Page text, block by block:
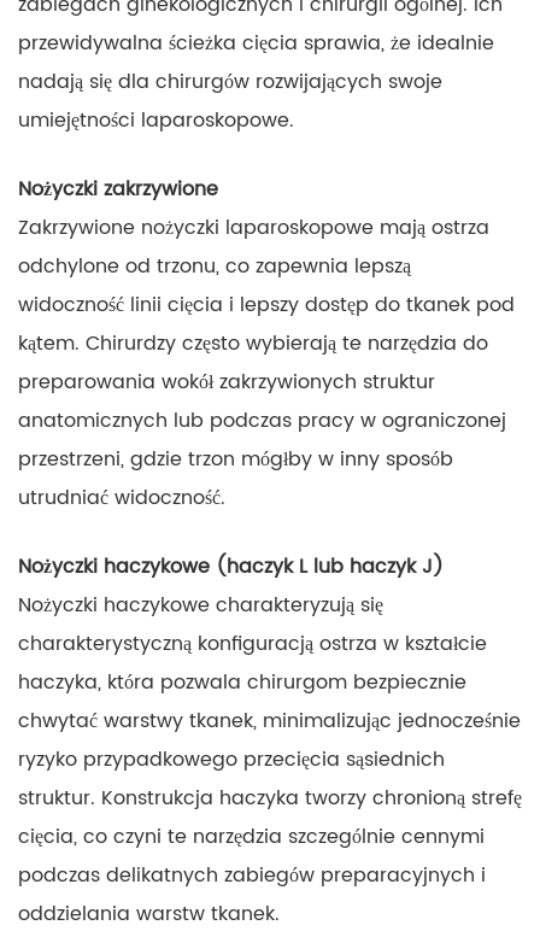
przewidywalna ścieżka cięcia sprawia, że ​​idealnie
nadają się dla chirurgów rozwijających swoje
umiejętności laparoskopowe.
Nożyczki zakrzywione
Zakrzywione nożyczki laparoskopowe mają ostrza
odchylone od trzonu, co zapewnia lepszą
widoczność linii cięcia i lepszy dostęp do tkanek pod
kątem. Chirurdzy często wybierają te narzędzia do
preparowania wokół zakrzywionych struktur
anatomicznych lub podczas pracy w ograniczonej
przestrzeni, gdzie trzon mógłby w inny sposób
utrudniać widoczność.
Nożyczki haczykowe (haczyk L lub haczyk J)
Nożyczki haczykowe charakteryzują się
charakterystyczną konfiguracją ostrza w kształcie
haczyka, która pozwala chirurgom bezpiecznie
chwytać warstwy tkanek, minimalizując jednocześnie
ryzyko przypadkowego przecięcia sąsiednich
struktur. Konstrukcja haczyka tworzy chronioną strefę
cięcia, co czyni te narzędzia szczególnie cennymi
podczas delikatnych zabiegów preparacyjnych i
oddzielania warstw tkanek.